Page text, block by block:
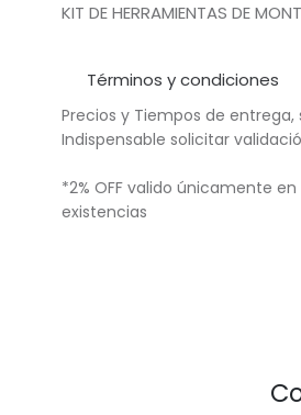
KIT DE HERRAMIENTAS DE
Términos y condiciones
Precios y Tiempos de entrega,
Indispensable solicitar
*2% OFF valido únicamente
existencias